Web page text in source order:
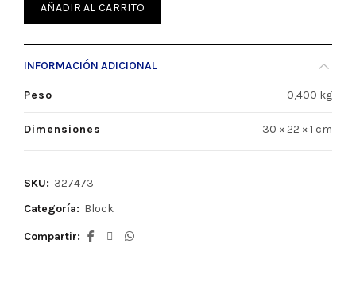
AÑADIR AL CARRITO
INFORMACIÓN ADICIONAL
Peso 0,400 kg
Dimensiones 30 × 22 × 1 cm
SKU: 327473
Categoría: Block
Compartir